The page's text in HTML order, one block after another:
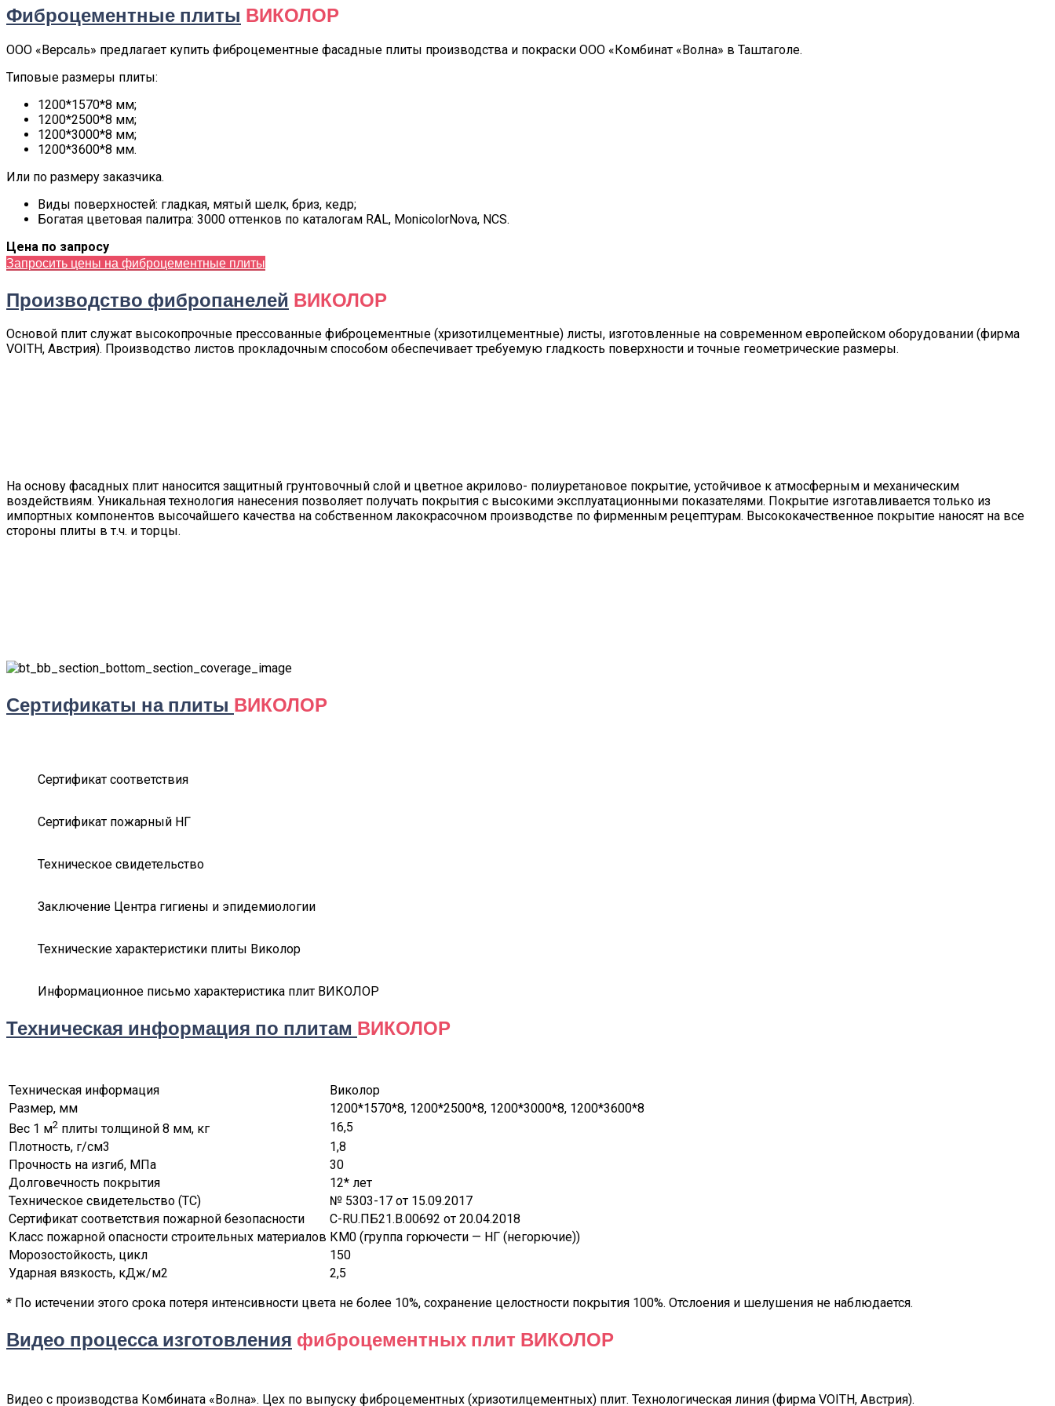
Фиброцементные плиты ВИКОЛОР
ООО «Версаль» предлагает купить фиброцементные фасадные плиты производства и покраски ООО «Комбинат «Волна» в Таштаголе.
Типовые размеры плиты:
1200*1570*8 мм;
1200*2500*8 мм;
1200*3000*8 мм;
1200*3600*8 мм.
Или по размеру заказчика.
Виды поверхностей: гладкая, мятый шелк, бриз, кедр;
Богатая цветовая палитра: 3000 оттенков по каталогам RAL, MonicolorNova, NCS.
Цена по запросу
Запросить цены на фиброцементные плиты
Производство фибропанелей ВИКОЛОР
Основой плит служат высокопрочные прессованные фиброцементные (хризотилцементные) листы, изготовленные на современном европейском оборудовании (фирма
VOITH, Австрия). Производство листов прокладочным способом обеспечивает требуемую гладкость поверхности и точные геометрические размеры.
На основу фасадных плит наносится защитный грунтовочный слой и цветное акрилово- полиуретановое покрытие, устойчивое к атмосферным и механическим
воздействиям. Уникальная технология нанесения позволяет получать покрытия с высокими эксплуатационными показателями. Покрытие изготавливается только из
импортных компонентов высочайшего качества на собственном лакокрасочном производстве по фирменным рецептурам. Высококачественное покрытие наносят на все
стороны плиты в т.ч. и торцы.
Сертификаты на плиты ВИКОЛОР
Сертификат соответствия
Сертификат пожарный НГ
Техническое свидетельство
Заключение Центра гигиены и эпидемиологии
Технические характеристики плиты Виколор
Информационное письмо характеристика плит ВИКОЛОР
Техническая информация по плитам ВИКОЛОР
Техническая информация
Виколор
Размер, мм
1200*1570*8, 1200*2500*8, 1200*3000*8, 1200*3600*8
Вес 1 м2 плиты толщиной 8 мм, кг
16,5
Плотность, г/см3
1,8
Прочность на изгиб, МПа
30
Долговечность покрытия
12* лет
Техническое свидетельство (ТС)
№ 5303-17 от 15.09.2017
Сертификат соответствия пожарной безопасности
C-RU.ПБ21.В.00692 от 20.04.2018
Класс пожарной опасности строительных материалов КМ0 (группа горючести — НГ (негорючие))
Морозостойкость, цикл
150
Ударная вязкость, кДж/м2
2,5
* По истечении этого срока потеря интенсивности цвета не более 10%, сохранение целостности покрытия 100%. Отслоения и шелушения не наблюдается.
Видео процесса изготовления фиброцементных плит ВИКОЛОР
Видео с производства Комбината «Волна». Цех по выпуску фиброцементных (хризотилцементных) плит. Технологическая линия (фирма VOITH, Австрия).